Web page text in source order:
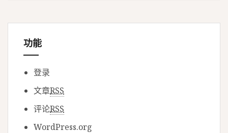
功能
登录
文章RSS
评论RSS
WordPress.org